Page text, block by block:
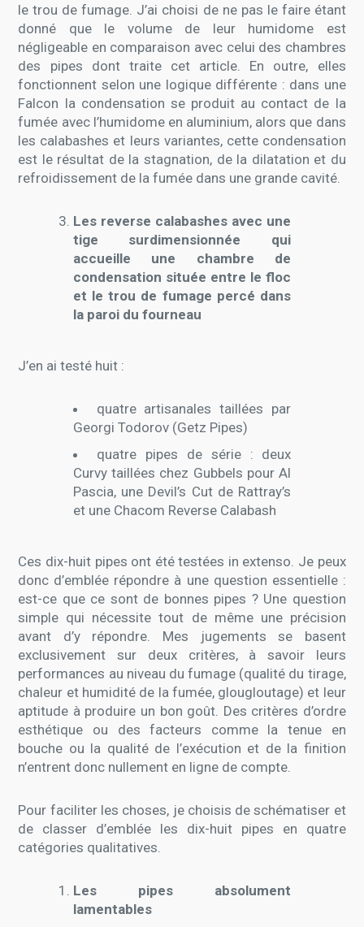
le trou de fumage. J’ai choisi de ne pas le faire étant
donné que le volume de leur humidome est
négligeable en comparaison avec celui des chambres
des pipes dont traite cet article. En outre, elles
fonctionnent selon une logique différente : dans une
Falcon la condensation se produit au contact de la
fumée avec l’humidome en aluminium, alors que dans
les calabashes et leurs variantes, cette condensation
est le résultat de la stagnation, de la dilatation et du
refroidissement de la fumée dans une grande cavité.
Les reverse calabashes avec une
tige surdimensionnée qui
accueille une chambre de
condensation située entre le floc
et le trou de fumage percé dans
la paroi du fourneau
J’en ai testé huit :
quatre artisanales taillées par
Georgi Todorov (Getz Pipes)
quatre pipes de série : deux
Curvy taillées chez Gubbels pour Al
Pascia, une Devil’s Cut de Rattray’s
et une Chacom Reverse Calabash
Ces dix-huit pipes ont été testées in extenso. Je peux
donc d’emblée répondre à une question essentielle :
est-ce que ce sont de bonnes pipes ? Une question
simple qui nécessite tout de même une précision
avant d’y répondre. Mes jugements se basent
exclusivement sur deux critères, à savoir leurs
performances au niveau du fumage (qualité du tirage,
chaleur et humidité de la fumée, glougloutage) et leur
aptitude à produire un bon goût. Des critères d’ordre
esthétique ou des facteurs comme la tenue en
bouche ou la qualité de l’exécution et de la finition
n’entrent donc nullement en ligne de compte.
Pour faciliter les choses, je choisis de schématiser et
de classer d’emblée les dix-huit pipes en quatre
catégories qualitatives.
Les pipes absolument
lamentables